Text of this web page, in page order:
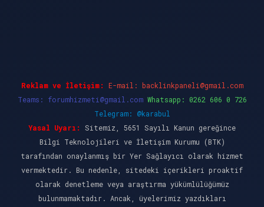
Reklam ve İletişim: E-mail: backlinkpaneli@gmail.com
Teams: forumhizmeti@gmail.com Whatsapp: 0262 606 0 726
Telegram: @karabul
Yasal Uyarı:
Sitemiz, 5651 Sayılı Kanun gereğince
Bilgi Teknolojileri ve İletişim Kurumu (BTK)
tarafından onaylanmış bir Yer Sağlayıcı olarak hizmet
vermektedir. Bu nedenle, sitedeki içerikleri proaktif
olarak denetleme veya araştırma yükümlülüğümüz
bulunmamaktadır. Ancak, üyelerimiz yazdıkları